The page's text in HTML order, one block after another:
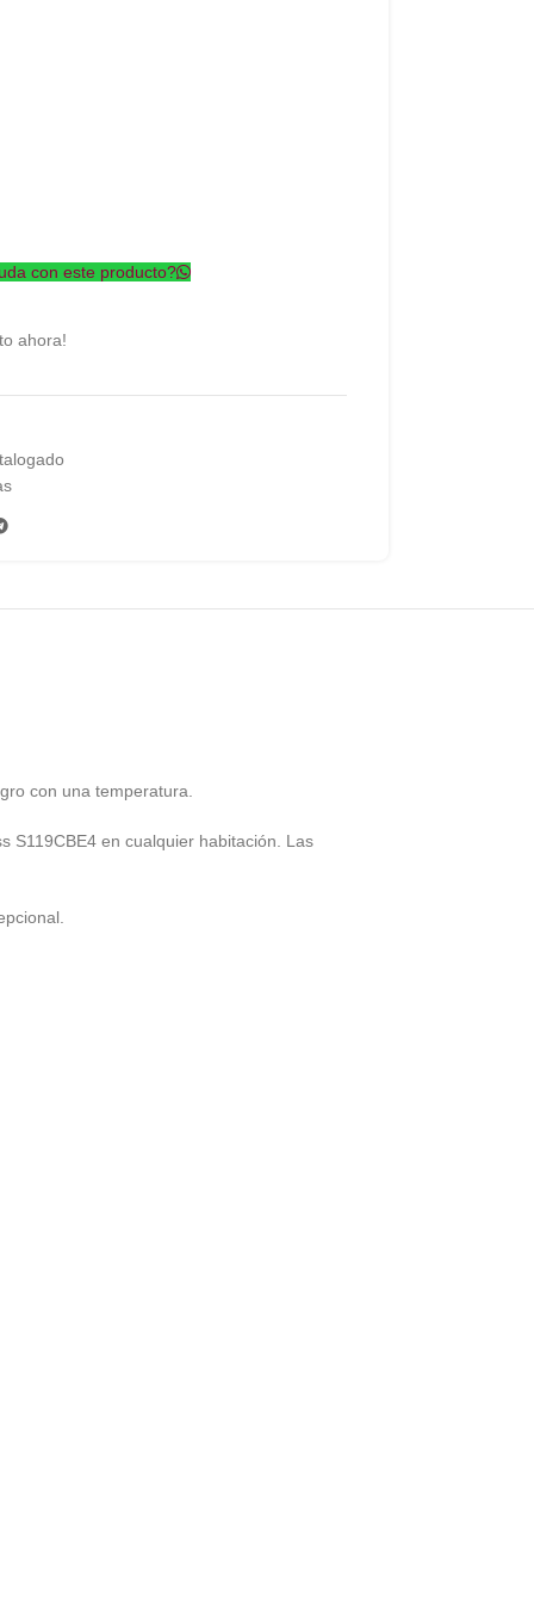
con este producto?
ahora!
con una temperatura.
S119CBE4 en cualquier habitación. Las